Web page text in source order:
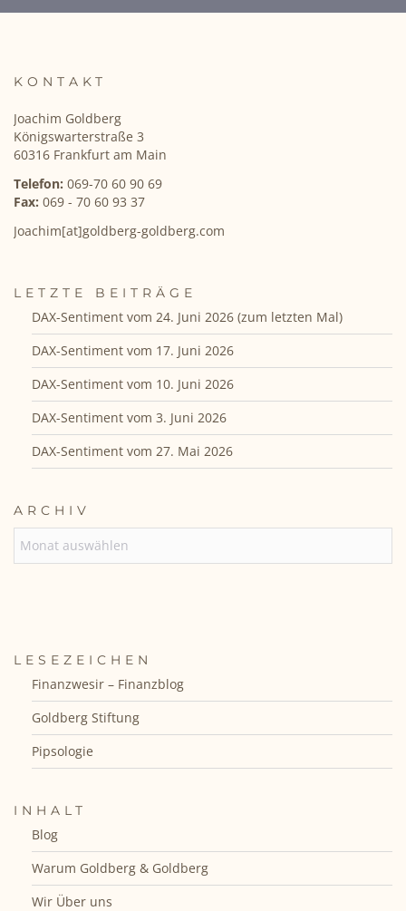
KONTAKT
Joachim Goldberg
Königswarterstraße 3
60316 Frankfurt am Main
Telefon: 069-70 60 90 69
Fax: 069 - 70 60 93 37
Joachim[at]goldberg-goldberg.com
LETZTE BEITRÄGE
DAX-Sentiment vom 24. Juni 2026 (zum letzten Mal)
DAX-Sentiment vom 17. Juni 2026
DAX-Sentiment vom 10. Juni 2026
DAX-Sentiment vom 3. Juni 2026
DAX-Sentiment vom 27. Mai 2026
ARCHIV
LESEZEICHEN
Finanzwesir – Finanzblog
Goldberg Stiftung
Pipsologie
INHALT
Blog
Warum Goldberg & Goldberg
Wir Über uns